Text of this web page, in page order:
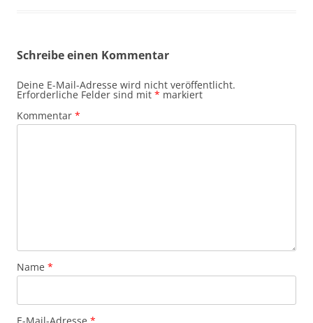
Schreibe einen Kommentar
Deine E-Mail-Adresse wird nicht veröffentlicht.
Erforderliche Felder sind mit * markiert
Kommentar *
Name *